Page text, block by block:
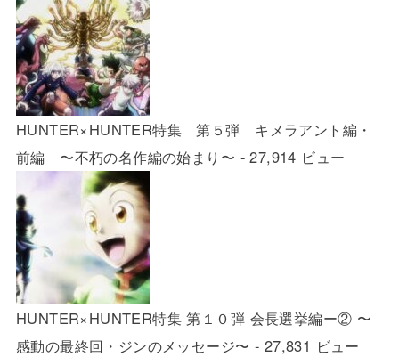
HUNTER×HUNTER特集 第５弾 キメラアント編・
前編 〜不朽の名作編の始まり〜 - 27,914 ビュー
HUNTER×HUNTER特集 第１０弾 会長選挙編ー② 〜
感動の最終回・ジンのメッセージ〜 - 27,831 ビュー